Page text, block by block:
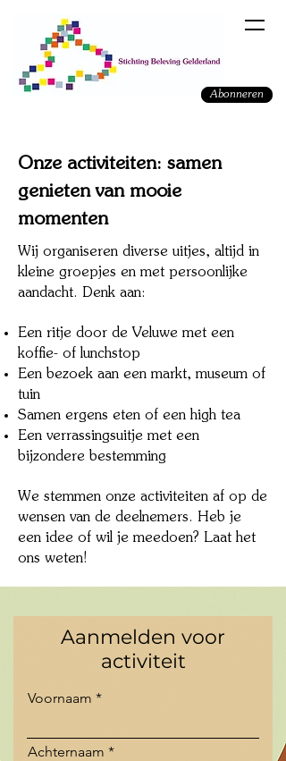
Abonneren
Onze activiteiten: samen
genieten van mooie
momenten
Wij organiseren diverse uitjes, altijd in
kleine groepjes en met persoonlijke
aandacht. Denk aan:
Een ritje door de Veluwe met een
koffie- of lunchstop
Een bezoek aan een markt, museum of
tuin
Samen ergens eten of een high tea
Een verrassingsuitje met een
bijzondere bestemming
We stemmen onze activiteiten af op de
wensen van de deelnemers. Heb je
een idee of wil je meedoen? Laat het
ons weten!
Aanmelden voor
activiteit
Voornaam
Achternaam